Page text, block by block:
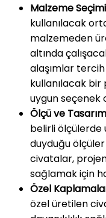
Malzeme Seçimi
kullanılacak
malzemeden
altında
alaşımlar
kullanılacak
uygun seçenek
Ölçü ve Tasarım
belirli ölçülerde
duyduğu
civatalar,
sağlamak için
Özel
özel üretilen